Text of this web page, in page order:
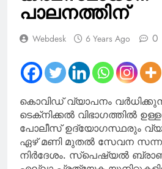
പാലനത്തിന്
Webdesk 6 Years Ago 0
കൊവിഡ് വ്യാപനം
ടെക്‌നിക്കൽ വിഭാഗത്തിൽ
പോലീസ് ഉദ്യോഗസ്ഥരും
ഏഴ് മണി മുതൽ സേവന
നിർദേശം. സ്‌പെഷ്യൽ